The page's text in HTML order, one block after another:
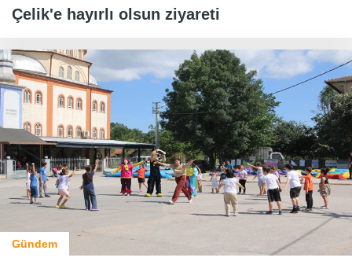
Çelik'e hayırlı olsun ziyareti
Gündem